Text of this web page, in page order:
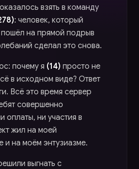
взять в команду
: человек, который
на прямой подрыв
сделал это снова.
почему я (14) просто не
в исходном виде? Ответ
Всё это время сервер
совершенно
оплаты, ни участия в
жил на моей
и на моём энтузиазме.
выгнать с